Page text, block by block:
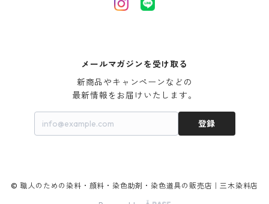
綿・麻を染める染料
絹・羊毛を染める染料
メールマガジンを受け取る
新商品やキャンペーンなどの
最新情報をお届けいたします。
登録
© 職人のための染料・顔料・染色助剤・染色道具の販売店｜三木染料店